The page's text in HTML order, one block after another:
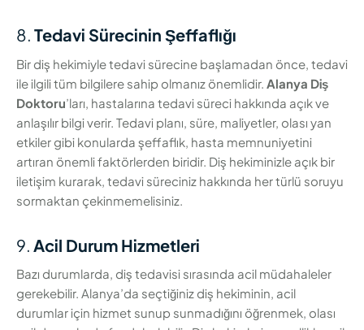
8. Tedavi Sürecinin Şeffaflığı
Bir diş hekimiyle tedavi sürecine başlamadan önce, tedavi
ile ilgili tüm bilgilere sahip olmanız önemlidir. Alanya Diş
Doktoru’ları, hastalarına tedavi süreci hakkında açık ve
anlaşılır bilgi verir. Tedavi planı, süre, maliyetler, olası yan
etkiler gibi konularda şeffaflık, hasta memnuniyetini
artıran önemli faktörlerden biridir. Diş hekiminizle açık bir
iletişim kurarak, tedavi süreciniz hakkında her türlü soruyu
sormaktan çekinmemelisiniz.
9. Acil Durum Hizmetleri
Bazı durumlarda, diş tedavisi sırasında acil müdahaleler
gerekebilir. Alanya’da seçtiğiniz diş hekiminin, acil
durumlar için hizmet sunup sunmadığını öğrenmek, olası